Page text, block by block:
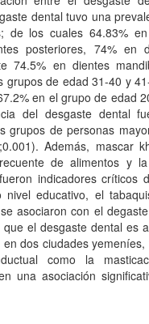
dental tuvo una
de los cuales 64.83%
posteriores, 74% en
74.5% en dientes
grupos de edad 31-40 y
en el grupo de edad
del desgaste dental
grupos de personas
Además, mascar
de alimentos y
indicadores críticos
nivel educativo, el
asociaron con el
el desgaste dental es
dos ciudades
como la
una asociación